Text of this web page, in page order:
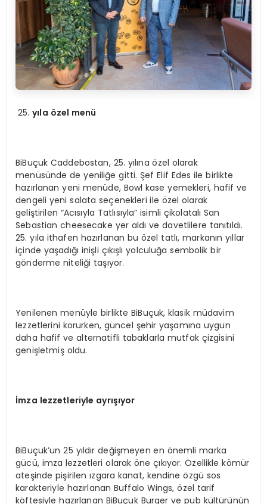
yıla özel menü
BiBuçuk Caddebostan, 25. yılına özel olarak
menüsünde de yeniliğe gitti. Şef Elif Edes ile birlikte
hazırlanan yeni menüde, Bowl kase yemekleri, hafif ve
dengeli yeni salata seçenekleri ile özel olarak
geliştirilen “Acısıyla Tatlısıyla” isimli çikolatalı San
Sebastian cheesecake yer aldı ve davetlilere tanıtıldı.
25. yıla ithafen hazırlanan bu özel tatlı, markanın yıllar
içinde yaşadığı inişli çıkışlı yolculuğa sembolik bir
gönderme niteliği taşıyor.
Yenilenen menüyle birlikte BiBuçuk, klasik müdavim
lezzetlerini korurken, güncel şehir yaşamına uygun
daha hafif ve alternatifli tabaklarla mutfak çizgisini
genişletmiş oldu.
İmza lezzetleriyle ayrışıyor
BiBuçuk’un 25 yıldır değişmeyen en önemli marka
gücü, imza lezzetleri olarak öne çıkıyor. Özellikle kömür
ateşinde pişirilen ızgara kanat, kendine özgü sos
karakteriyle hazırlanan Buffalo Wings, özel tarif
köftesiyle hazırlanan BiBuçuk Burger ve pub kültürünün